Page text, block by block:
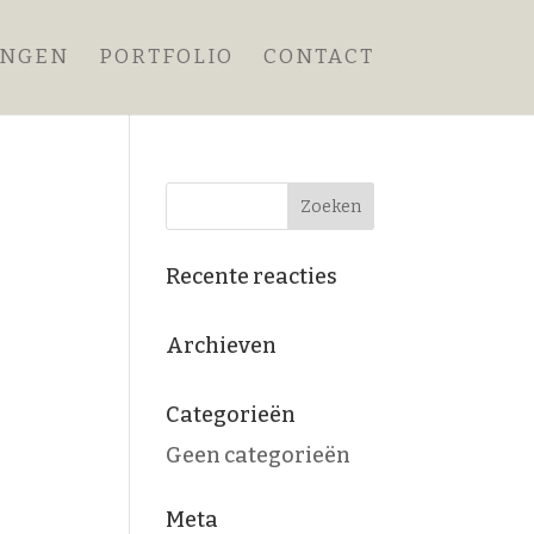
PORTFOLIO CONTACT
Recente reacties
Archieven
Categorieën
Geen categorieën
Meta